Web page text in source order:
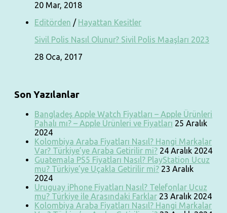
20 Mar, 2018
Editörden / Hayattan Kesitler
Sivil Polis Nasıl Olunur? Sivil Polis Maaşları 2023
28 Oca, 2017
Son Yazılanlar
Bangladeş Apple Watch Fiyatları – Apple Ürünleri
Pahalı mı? – Apple Ürünleri ve Fiyatları 25 Aralık
2024
Kolombiya Araba Fiyatları Nasıl? Hangi Markalar
Var? Türkiye’ye Araba Getirilir mi? 24 Aralık 2024
Guatemala PS5 Fiyatları Nasıl? PlayStation Ucuz
mu? Türkiye’ye Uçakla Getirilir mi? 23 Aralık
2024
Uruguay iPhone Fiyatları Nasıl? Telefonlar Ucuz
mu? Türkiye ile Arasındaki Farklar 23 Aralık 2024
Kolombiya Araba Fiyatları Nasıl? Hangi Markalar